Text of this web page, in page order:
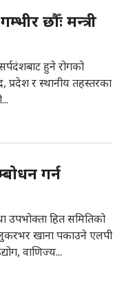
छौँः मन्त्री
हुने रोगको
प्रदेश र स्थानीय तहस्तरका
गर्न
उपभोक्ता हित समितिको
खाना पकाउने एलपी
वाणिज्य...